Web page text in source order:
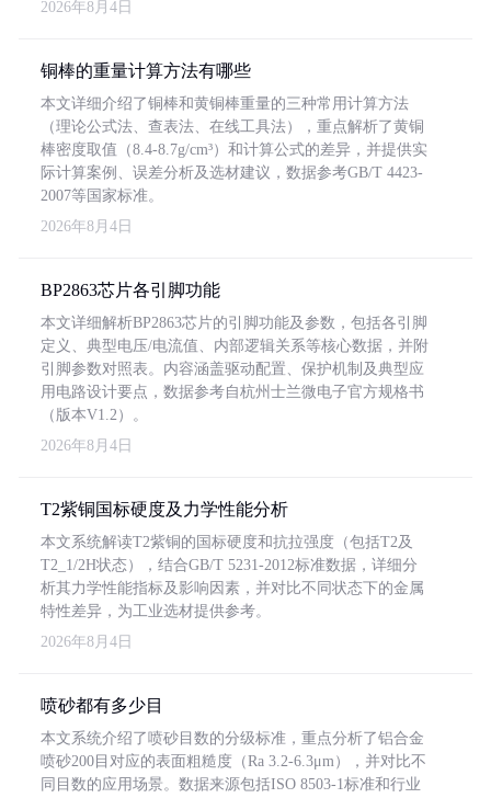
2026年8月4日
铜棒的重量计算方法有哪些
本文详细介绍了铜棒和黄铜棒重量的三种常用计算方法
（理论公式法、查表法、在线工具法），重点解析了黄铜
棒密度取值（8.4-8.7g/cm³）和计算公式的差异，并提供实
际计算案例、误差分析及选材建议，数据参考GB/T 4423-
2007等国家标准。
2026年8月4日
BP2863芯片各引脚功能
本文详细解析BP2863芯片的引脚功能及参数，包括各引脚
定义、典型电压/电流值、内部逻辑关系等核心数据，并附
引脚参数对照表。内容涵盖驱动配置、保护机制及典型应
用电路设计要点，数据参考自杭州士兰微电子官方规格书
（版本V1.2）。
2026年8月4日
T2紫铜国标硬度及力学性能分析
本文系统解读T2紫铜的国标硬度和抗拉强度（包括T2及
T2_1/2H状态），结合GB/T 5231-2012标准数据，详细分
析其力学性能指标及影响因素，并对比不同状态下的金属
特性差异，为工业选材提供参考。
2026年8月4日
喷砂都有多少目
本文系统介绍了喷砂目数的分级标准，重点分析了铝合金
喷砂200目对应的表面粗糙度（Ra 3.2-6.3μm），并对比不
同目数的应用场景。数据来源包括ISO 8503-1标准和行业